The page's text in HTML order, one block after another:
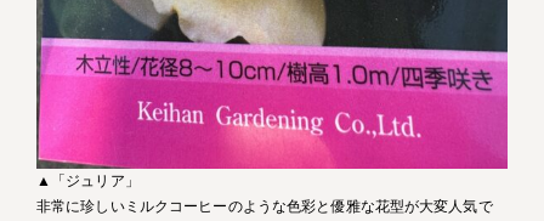
▲「ジュリア」
非常に珍しいミルクコーヒーのような色彩と優雅な花型が大変人気で